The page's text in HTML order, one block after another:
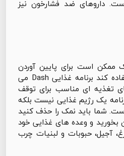
داروهای ضد فشارخون نیز
ممکن است برای پایین آوردن
فشار خون شما از آن استفاده کند برنامه غذایی Dash می
ای مناسب برای توقف
یک رژیم غذایی نیست بلکه
شما باید نمک را حذف کنید
بخورید و وعده های غذایی خود
آجیل، حبوبات و لبنیات چرب